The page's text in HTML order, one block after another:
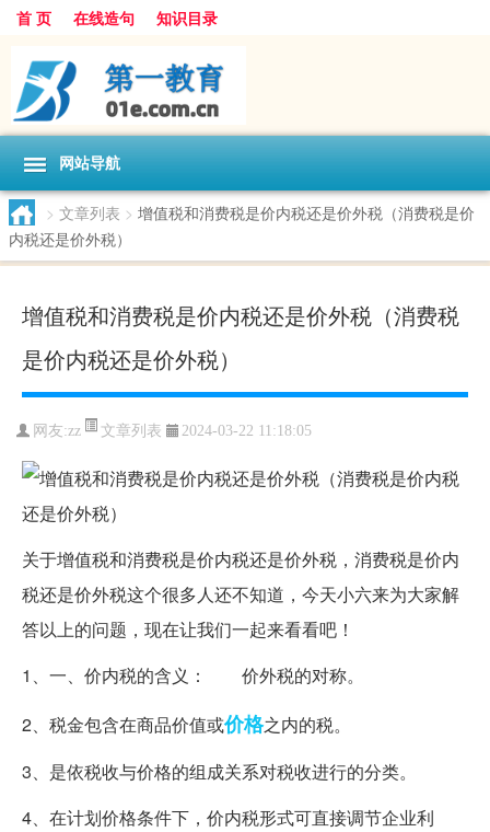
首 页 在线造句 知识目录
网站导航
> 文章列表 > 增值税和消费税是价内税还是价外税（消费税是价
内税还是价外税）
增值税和消费税是价内税还是价外税（消费税
是价内税还是价外税）
网友:zz 文章列表 2024-03-22 11:18:05
关于增值税和消费税是价内税还是价外税，消费税是价内
税还是价外税这个很多人还不知道，今天小六来为大家解
答以上的问题，现在让我们一起来看看吧！
1、一、价内税的含义： 价外税的对称。
2、税金包含在商品价值或价格之内的税。
3、是依税收与价格的组成关系对税收进行的分类。
4、在计划价格条件下，价内税形式可直接调节企业利